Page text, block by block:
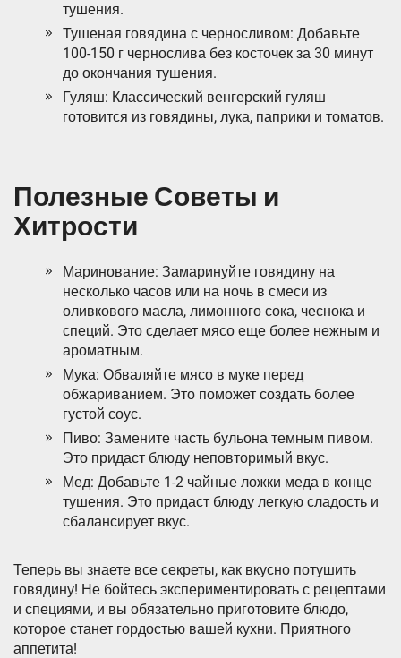
тушения.
Тушеная говядина с черносливом: Добавьте
100-150 г чернослива без косточек за 30 минут
до окончания тушения.
Гуляш: Классический венгерский гуляш
готовится из говядины, лука, паприки и томатов.
Полезные Советы и
Хитрости
Маринование: Замаринуйте говядину на
несколько часов или на ночь в смеси из
оливкового масла, лимонного сока, чеснока и
специй. Это сделает мясо еще более нежным и
ароматным.
Мука: Обваляйте мясо в муке перед
обжариванием. Это поможет создать более
густой соус.
Пиво: Замените часть бульона темным пивом.
Это придаст блюду неповторимый вкус.
Мед: Добавьте 1-2 чайные ложки меда в конце
тушения. Это придаст блюду легкую сладость и
сбалансирует вкус.
Теперь вы знаете все секреты, как вкусно потушить
говядину! Не бойтесь экспериментировать с рецептами
и специями, и вы обязательно приготовите блюдо,
которое станет гордостью вашей кухни. Приятного
аппетита!